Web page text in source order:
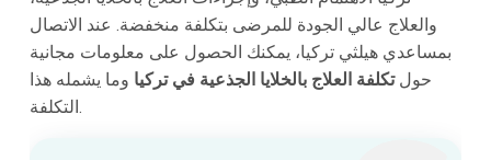
والعلاج عالي الجودة للمرضى بتكلفة منخفضة. عند الاتصال
بمساعدي هيلثي تركيا، يمكنك الحصول على معلومات مجانية
حولتكلفة العلاج بالخلايا الجذعية في تركيا وما يشمله هذا
التكلفة.